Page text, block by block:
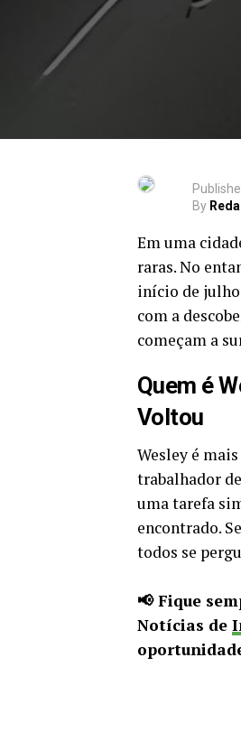
By
Em uma
raras. No
início de
com a
começam a
Quem é
Voltou
Wesley é
trabalhador
uma tarefa
encontrado.
todos se
📢 Fique
Notícias de